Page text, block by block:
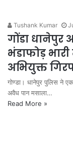
Tushank Kumar
गोंडा धानेपुर
भंडाफोड़
अभियुक्त
गोण्डा। धानेपुर पुलिस ने
अवैध पान मसाला…
Read More »